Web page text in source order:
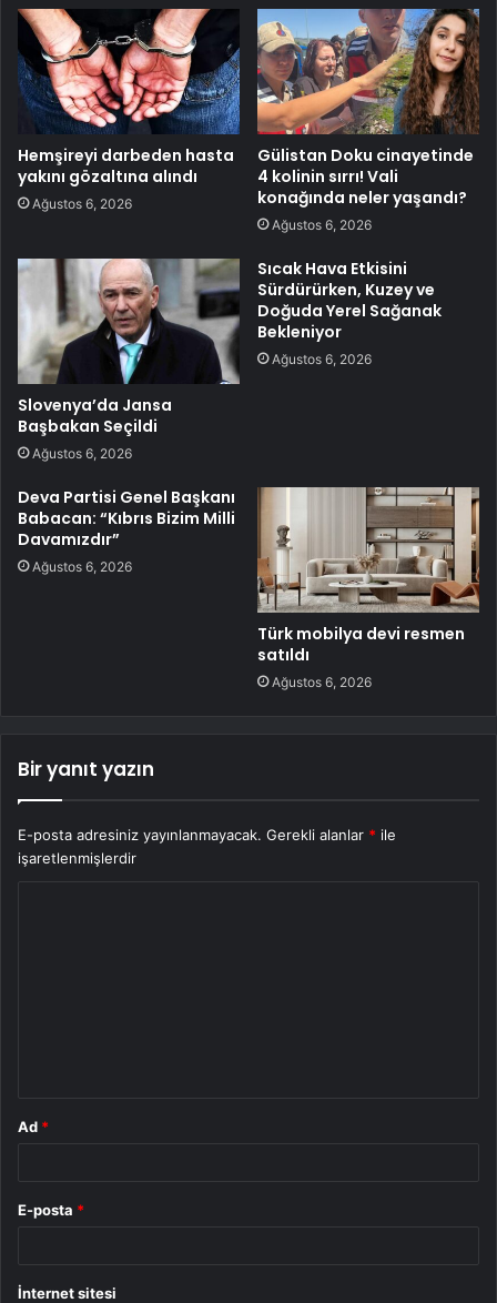
Hemşireyi darbeden hasta
yakını gözaltına alındı
Ağustos 6, 2026
Gülistan Doku cinayetinde
4 kolinin sırrı! Vali
konağında neler yaşandı?
Ağustos 6, 2026
Slovenya’da Jansa
Başbakan Seçildi
Ağustos 6, 2026
Sıcak Hava Etkisini
Sürdürürken, Kuzey ve
Doğuda Yerel Sağanak
Bekleniyor
Ağustos 6, 2026
Deva Partisi Genel Başkanı
Babacan: “Kıbrıs Bizim Milli
Davamızdır”
Ağustos 6, 2026
Türk mobilya devi resmen
satıldı
Ağustos 6, 2026
Bir yanıt yazın
E-posta adresiniz yayınlanmayacak. Gerekli alanlar * ile
işaretlenmişlerdir
Ad *
E-posta *
İnternet sitesi